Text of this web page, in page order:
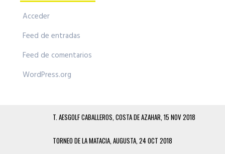
Acceder
Feed de entradas
Feed de comentarios
WordPress.org
T. AESGOLF CABALLEROS, COSTA DE AZAHAR, 15 NOV 2018
TORNEO DE LA MATACIA, AUGUSTA, 24 OCT 2018